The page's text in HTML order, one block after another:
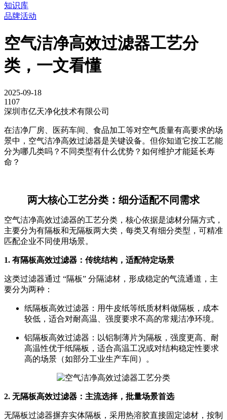
知识库
品牌活动
空气洁净高效过滤器工艺分
类，一文看懂
2025-09-18
1107
深圳市亿天净化技术有限公司
在洁净厂房、医药车间、食品加工等对空气质量有高要求的场
景中，空气洁净高效过滤器是关键设备。但你知道它按工艺能
分为哪几类吗？不同类型有什么优势？如何维护才能延长寿
命？
两大核心工艺分类：细分适配不同需求
空气洁净高效过滤器的工艺分类，核心依据是滤材分隔方式，
主要分为有隔板和无隔板两大类，每类又有细分类型，可精准
匹配企业不同使用场景。
1. 有隔板高效过滤器：传统结构，适配特定场景
这类过滤器通过 “隔板” 分隔滤材，形成稳定的气流通道，主
要分为两种：
纸隔板高效过滤器：用牛皮纸等纸质材料做隔板，成本
较低，适合对耐高温、强度要求不高的常规洁净环境。
铝隔板高效过滤器：以铝制薄片为隔板，强度更高、耐
高温性优于纸隔板，适合高温工况或对结构稳定性要求
高的场景（如部分工业生产车间）。
2. 无隔板高效过滤器：主流选择，批量场景首选
无隔板过滤器摒弃实体隔板，采用热溶胶直接固定滤材，按制